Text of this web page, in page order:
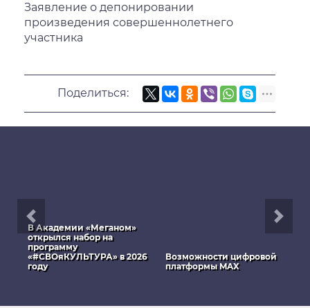
Заявление о депонировании
произведения совершеннолетнего
участника
Поделиться:
В Академии «Меганом»
открылся набор на
программу
«#СВОяКУЛЬТУРА» в 2026
году
Возможности цифровой
платформы MAX